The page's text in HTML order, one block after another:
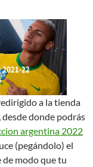
a la tienda
donde podrás
argentina 2022
(pegándolo) el
modo que tu